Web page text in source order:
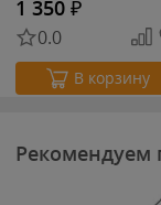
1 350 ₽
0.0
В корзину
Рекомендуем